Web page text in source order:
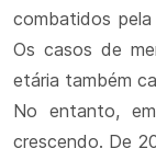
combatidos
Os casos de
etária também
No entanto,
crescendo. De